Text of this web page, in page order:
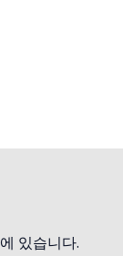
에 있습니다.